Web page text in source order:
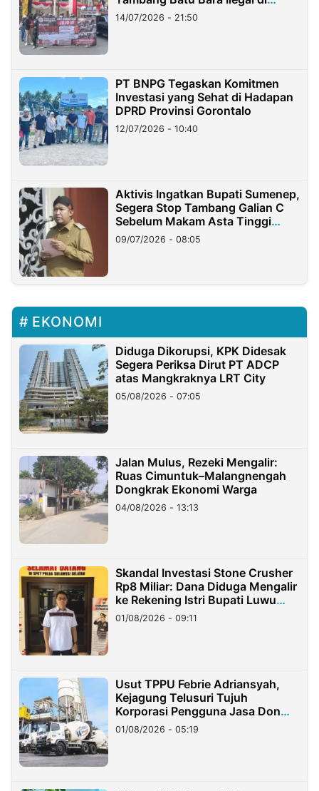
Lampung
14/07/2026 - 21:50
PT BNPG Tegaskan Komitmen
Investasi yang Sehat di Hadapan
DPRD Provinsi Gorontalo
12/07/2026 - 10:40
Aktivis Ingatkan Bupati Sumenep,
Segera Stop Tambang Galian C
Sebelum Makam Asta Tinggi
Longsor
09/07/2026 - 08:05
EKONOMI
Diduga Dikorupsi, KPK Didesak
Segera Periksa Dirut PT ADCP
atas Mangkraknya LRT City
05/08/2026 - 07:05
Jalan Mulus, Rezeki Mengalir:
Ruas Cimuntuk–Malangnengah
Dongkrak Ekonomi Warga
04/08/2026 - 13:13
Skandal Investasi Stone Crusher
Rp8 Miliar: Dana Diduga Mengalir
ke Rekening Istri Bupati Luwu
Timur
01/08/2026 - 09:11
Usut TPPU Febrie Adriansyah,
Kejagung Telusuri Tujuh
Korporasi Pengguna Jasa Don
Ritto
01/08/2026 - 05:19